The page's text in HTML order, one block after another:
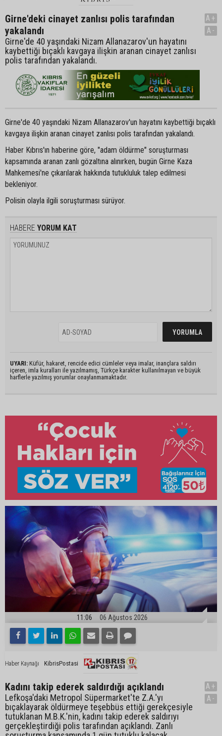
Girne'deki cinayet zanlısı polis tarafından
yakalandı
Girne'de 40 yaşındaki Nizam Allanazarov'un hayatını
kaybettiği bıçaklı kavgaya ilişkin aranan cinayet zanlısı
polis tarafından yakalandı.
A+
A-
Girne'de 40 yaşındaki Nizam Allanazarov'un hayatını kaybettiği bıçaklı
kavgaya ilişkin aranan cinayet zanlısı polis tarafından yakalandı.
Haber Kıbrıs'ın haberine göre, "adam öldürme" soruşturması
kapsamında aranan zanlı gözaltına alınırken, bugün Girne Kaza
Mahkemesi'ne çıkarılarak hakkında tutukluluk talep edilmesi
bekleniyor.
Polisin olayla ilgili soruşturması sürüyor.
HABERE YORUM KAT
UYARI: Küfür, hakaret, rencide edici cümleler veya imalar, inançlara saldırı
içeren, imla kuralları ile yazılmamış, Türkçe karakter kullanılmayan ve büyük
harflerle yazılmış yorumlar onaylanmamaktadır.
11:06 06 Ağustos 2026
Haber Kaynağı KibrisPostasi
Kadını takip ederek saldırdığı açıklandı
Lefkoşa'daki Metropol Süpermarket'te Z.A.'yı
bıçaklayarak öldürmeye teşebbüs ettiği gerekçesiyle
tutuklanan M.B.K.'nin, kadını takip ederek saldırıyı
gerçekleştirdiği polis tarafından açıklandı. Zanlı
A+
A-